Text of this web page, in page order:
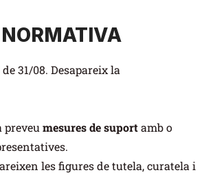
31/08. Desapareix la
preveu mesures de suportamb o
les figures de tutela, curatela i